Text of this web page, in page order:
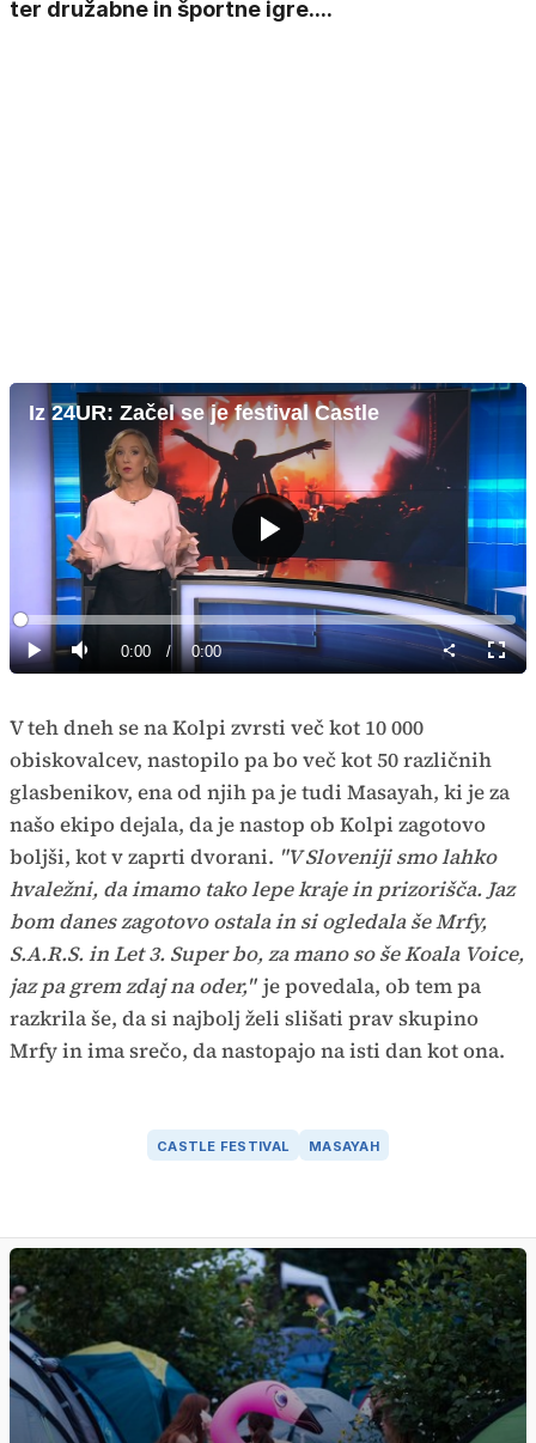
ter družabne in športne igre....
Iz 24UR: Začel se je festival Castle
Predvajaj
PredvajajTiho Current
0:00 / Duration
0:00
Loaded:
0%
način
V teh dneh se na Kolpi zvrsti več kot 10 000
obiskovalcev, nastopilo pa bo več kot 50 različnih
glasbenikov, ena od njih pa je tudi Masayah, ki je za
našo ekipo dejala, da je nastop ob Kolpi zagotovo
boljši, kot v zaprti dvorani. "V Sloveniji smo lahko
hvaležni, da imamo tako lepe kraje in prizorišča. Jaz
bom danes zagotovo ostala in si ogledala še Mrfy,
S.A.R.S. in Let 3. Super bo, za mano so še Koala Voice,
jaz pa grem zdaj na oder," je povedala, ob tem pa
razkrila še, da si najbolj želi slišati prav skupino
Mrfy in ima srečo, da nastopajo na isti dan kot ona.
CASTLE FESTIVAL MASAYAH